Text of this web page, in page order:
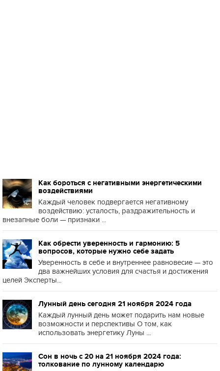
Как бороться с негативными энергетическими
воздействиями
Каждый человек подвергается негативному
воздействию: усталость, раздражительность и
внезапные боли — признаки ...
Как обрести уверенность и гармонию: 5
вопросов, которые нужно себе задать
Уверенность в себе и внутреннее равновесие — это
два важнейших условия для счастья и достижения
целей Эксперты...
Лунный день сегодня 21 ноября 2024 года
Каждый лунный день может подарить нам новые
возможности и перспективы О том, как
использовать энергетику Луны ...
Сон в ночь с 20 на 21 ноября 2024 года:
толкование по лунному календарю